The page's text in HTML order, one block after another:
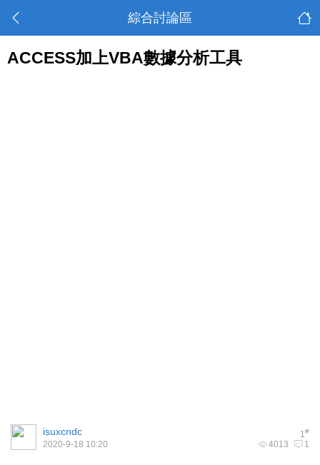
綜合討論區
ACCESS加上VBA數據分析工具
1#
isuxcndc
4013 1
2020-9-18 10:20